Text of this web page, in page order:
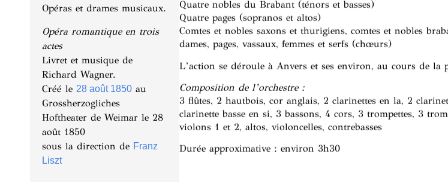
Opéras et drames musicaux.
Opéra romantique en trois
actes
Livret et musique de
Richard Wagner.
Créé le 28 août 1850 au
Grossherzogliches
Hoftheater de Weimar le 28
août 1850
sous la direction de Franz
Liszt
Quatre nobles du Brabant (ténors et basses)
Quatre pages (sopranos et altos)
Comtes et nobles saxons et thurigiens, comtes et nobles
dames, pages, vassaux, femmes et serfs (chœurs)
L’action se déroule à Anvers et ses environ, au cours de la
Composition de l’orchestre :
3 flûtes, 2 hautbois, cor anglais, 2 clarinettes en la, 2
clarinette basse en si, 3 bassons, 4 cors, 3 trompettes, 3
violons 1 et 2, altos, violoncelles, contrebasses
Durée approximative : environ 3h30